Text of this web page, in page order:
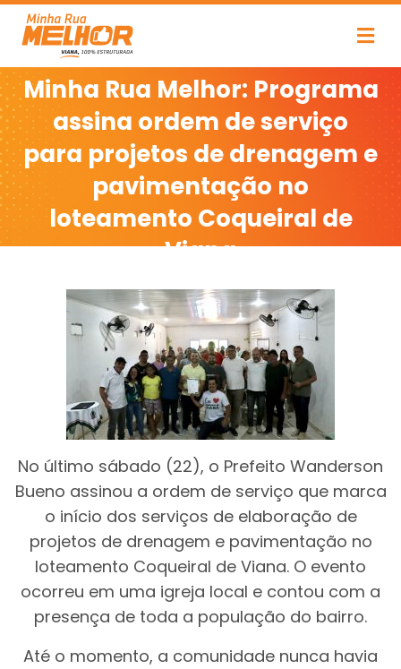
Minha Rua Melhor: Programa
assina ordem de serviço
para projetos de drenagem e
pavimentação no
loteamento Coqueiral de
Viana
No último sábado (22), o Prefeito Wanderson
Bueno assinou a ordem de serviço que marca
o início dos serviços de elaboração de
projetos de drenagem e pavimentação no
loteamento Coqueiral de Viana. O evento
ocorreu em uma igreja local e contou com a
presença de toda a população do bairro.
Até o momento, a comunidade nunca havia